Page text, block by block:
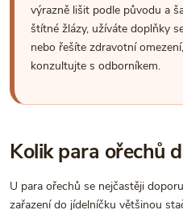
výrazně lišit podle původu a
štítné žlázy, užíváte doplňky
nebo řešíte zdravotní
konzultujte s odborníkem.
Kolik para ořechů
U para ořechů se nejčastěji
zařazení do jídelníčku většinou